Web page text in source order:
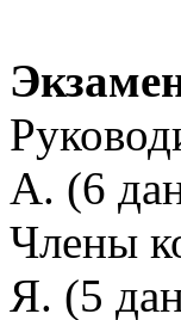
А. (6
Члены
Я. (5